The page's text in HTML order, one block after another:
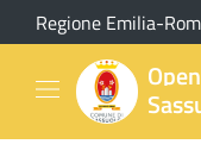
Salta al contenuto
Regione Emilia-